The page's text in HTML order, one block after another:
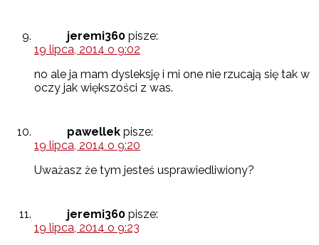
jeremi360 pisze:
19 lipca, 2014 o 9:02
no ale ja mam dysleksję i mi one nie rzucają się tak w
oczy jak większości z was.
pawellek pisze:
19 lipca, 2014 o 9:20
Uważasz że tym jesteś usprawiedliwiony?
jeremi360 pisze:
19 lipca, 2014 o 9:23